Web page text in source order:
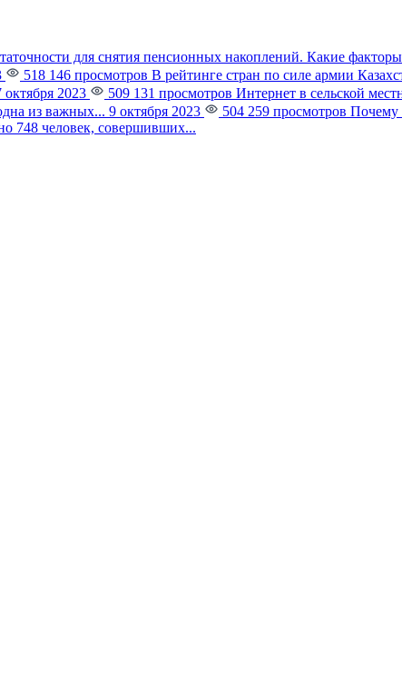
для снятия пенсионных накоплений. Какие
518 146 просмотров В рейтинге стран по силе армии
октября 2023 509 131 просмотров Интернет в сельской
из важных... 9 октября 2023 504 259 просмотров Почему
748 человек, совершивших...